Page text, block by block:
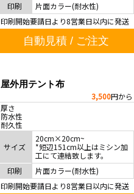
印刷
片面カラー(耐水性)
印刷開始要請日より8営業日以内に発送
自動見積 / ご注文
屋外用テント布
3,500円から
厚さ
防水性
耐久性
サイズ
20cm×20cm~
*短辺151cm以上はミシン加
工にて連結致します。
印刷
片面カラー(耐水性)
印刷開始要請日より8営業日以内に発送